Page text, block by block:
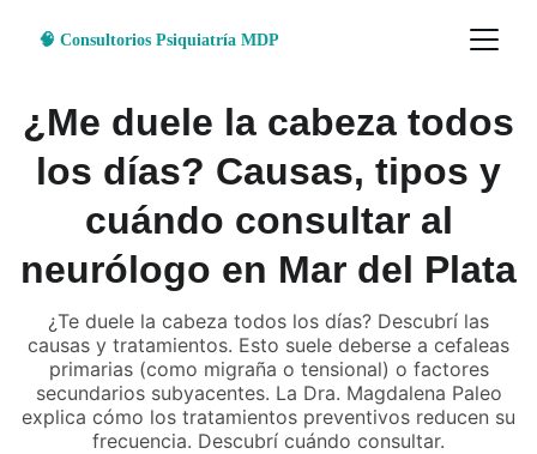
🧠 Consultorios Psiquiatría MDP
¿Me duele la cabeza todos
los días? Causas, tipos y
cuándo consultar al
neurólogo en Mar del Plata
¿Te duele la cabeza todos los días? Descubrí las
causas y tratamientos. Esto suele deberse a cefaleas
primarias (como migraña o tensional) o factores
secundarios subyacentes. La Dra. Magdalena Paleo
explica cómo los tratamientos preventivos reducen su
frecuencia. Descubrí cuándo consultar.